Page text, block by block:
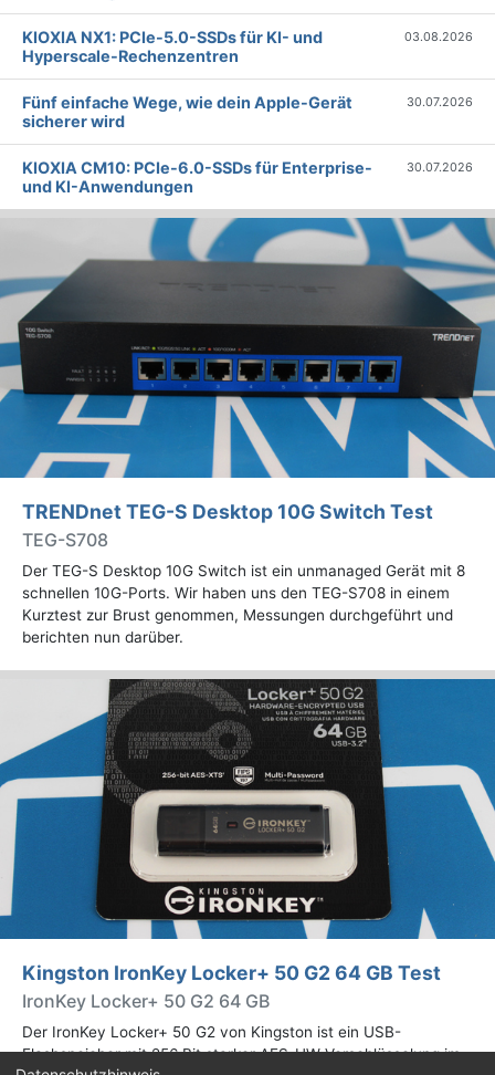
KIOXIA NX1: PCIe-5.0-SSDs für KI- und
Hyperscale-Rechenzentren
03.08.2026
Fünf einfache Wege, wie dein Apple-Gerät
sicherer wird
30.07.2026
KIOXIA CM10: PCIe-6.0-SSDs für Enterprise-
und KI-Anwendungen
30.07.2026
TRENDnet TEG-S Desktop 10G Switch Test
TEG-S708
Der TEG-S Desktop 10G Switch ist ein unmanaged Gerät mit 8
schnellen 10G-Ports. Wir haben uns den TEG-S708 in einem
Kurztest zur Brust genommen, Messungen durchgeführt und
berichten nun darüber.
Kingston IronKey Locker+ 50 G2 64 GB Test
IronKey Locker+ 50 G2 64 GB
Der IronKey Locker+ 50 G2 von Kingston ist ein USB-
Flashspeicher mit 256 Bit starker AES-HW-Verschlüsselung im